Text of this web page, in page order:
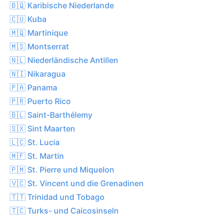
🇧🇶 Karibische Niederlande
🇨🇺 Kuba
🇲🇶 Martinique
🇲🇸 Montserrat
🇳🇱 Niederländische Antillen
🇳🇮 Nikaragua
🇵🇦 Panama
🇵🇷 Puerto Rico
🇧🇱 Saint-Barthélemy
🇸🇽 Sint Maarten
🇱🇨 St. Lucia
🇲🇫 St. Martin
🇵🇲 St. Pierre und Miquelon
🇻🇨 St. Vincent und die Grenadinen
🇹🇹 Trinidad und Tobago
🇹🇨 Turks- und Caicosinseln